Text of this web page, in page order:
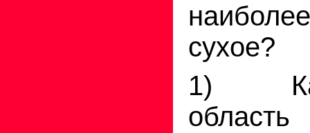
сухое?
1)
область